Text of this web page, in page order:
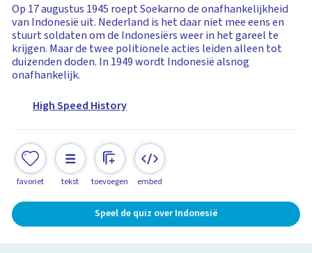
Op 17 augustus 1945 roept Soekarno de onafhankelijkheid
van Indonesië uit. Nederland is het daar niet mee eens en
stuurt soldaten om de Indonesiërs weer in het gareel te
krijgen. Maar de twee politionele acties leiden alleen tot
duizenden doden. In 1949 wordt Indonesië alsnog
onafhankelijk.
High Speed History
favoriet tekst toevoegen embed
Speel de quiz over Indonesië